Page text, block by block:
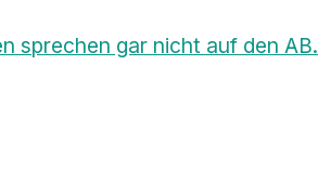
sprechen gar nicht auf den AB.